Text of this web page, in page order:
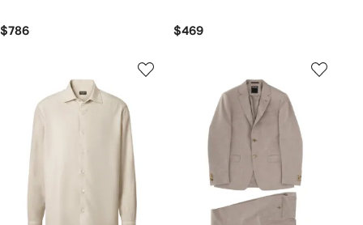
$786 $469